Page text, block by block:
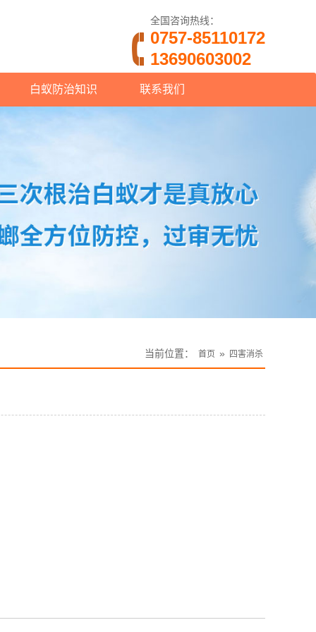
全国咨询热线：
0757-85110172
13690603002
白蚁防治知识 联系我们
当前位置： 首页 » 四害消杀